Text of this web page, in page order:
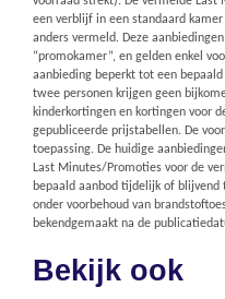
een verblijf in een standaard
anders vermeld. Deze
“promokamer”, en gelden enkel
aanbieding beperkt tot een
twee personen krijgen geen
kinderkortingen en kortingen voor
gepubliceerde prijstabellen. De
toepassing. De huidige
Last Minutes/Promoties voor de
bepaald aanbod tijdelijk of blijvend
onder voorbehoud van
bekendgemaakt na de
Bekijk ook